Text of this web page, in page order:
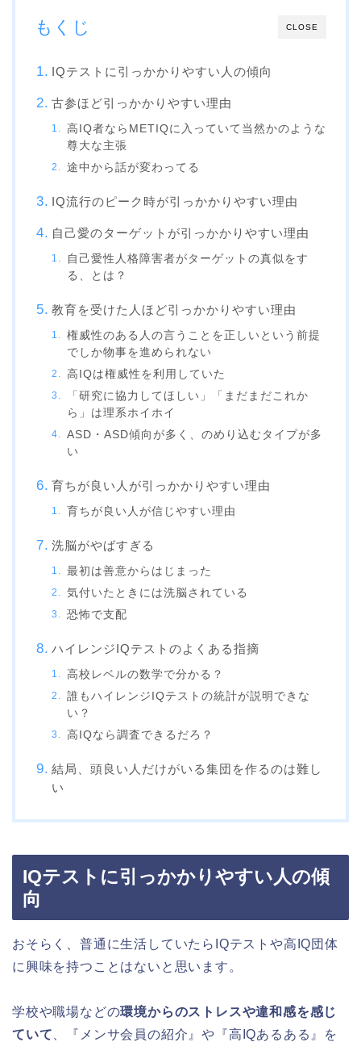
CLOSE
もくじ
IQテストに引っかかりやすい人の傾向
古参ほど引っかかりやすい理由
高IQ者ならMETIQに入っていて当然かのような
尊大な主張
途中から話が変わってる
IQ流行のピーク時が引っかかりやすい理由
自己愛のターゲットが引っかかりやすい理由
自己愛性人格障害者がターゲットの真似をす
る、とは？
教育を受けた人ほど引っかかりやすい理由
権威性のある人の言うことを正しいという前提
でしか物事を進められない
高IQは権威性を利用していた
「研究に協力してほしい」「まだまだこれか
ら」は理系ホイホイ
ASD・ASD傾向が多く、のめり込むタイプが多
い
育ちが良い人が引っかかりやすい理由
育ちが良い人が信じやすい理由
洗脳がやばすぎる
最初は善意からはじまった
気付いたときには洗脳されている
恐怖で支配
ハイレンジIQテストのよくある指摘
高校レベルの数学で分かる？
誰もハイレンジIQテストの統計が説明できな
い？
高IQなら調査できるだろ？
結局、頭良い人だけがいる集団を作るのは難し
い
IQテストに引っかかりやすい人の傾
向
おそらく、普通に生活していたらIQテストや高IQ団体
に興味を持つことはないと思います。
学校や職場などの環境からのストレスや違和感を感じ
ていて 、『メンサ会員の紹介』や『高IQあるある』を